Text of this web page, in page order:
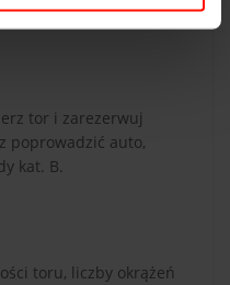
tor i zarezerwuj
poprowadzić auto,
kat. B.
toru, liczby okrążeń